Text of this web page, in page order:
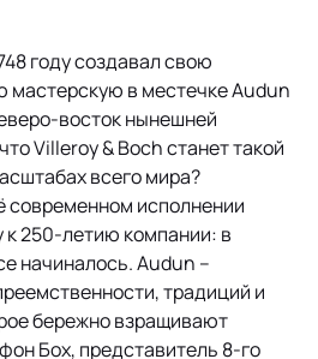
году создавал свою
мастерскую в местечке Audun
восток нынешней
Villeroy & Boch станет такой
всего мира?
современном исполнении
к 250-летию компании: в
начиналось. Audun –
традиций и
бережно взращивают
Бох, представитель 8-го